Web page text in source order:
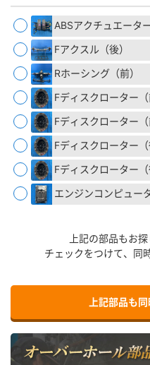
ABSアクチュエータ
Fアクスル（後）
Rホーシング（前）
Fディスクローター（
Fディスクローター（
Fディスクローター（
Fディスクローター（
エンジンコンピュー
上記の部品もお
チェックをつけて、同
上記部品も